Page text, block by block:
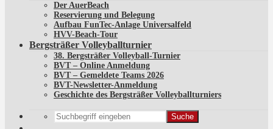
Der AuerBeach
Reservierung und Belegung
Aufbau FunTec-Anlage Universalfeld
HVV-Beach-Tour
Bergsträßer Volleyballturnier
38. Bergsträßer Volleyball-Turnier
BVT – Online Anmeldung
BVT – Gemeldete Teams 2026
BVT-Newsletter-Anmeldung
Geschichte des Bergsträßer Volleyballturniers
Suche